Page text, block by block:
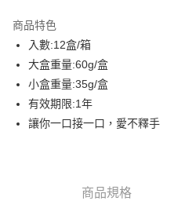
街口支付
AFTEE先享後付
相關說明
【關於「AFTEE先享後付」】
AFTEE先享後付是「在收到商品之後才付
ATM付款
商品特色
入數:12盒/箱
大盒重量:60g/盒
小盒重量:35g/盒
有效期限:1年
讓你一口接一口，愛不釋手
商品規格